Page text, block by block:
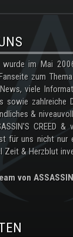
wurde im Mai
zum Thema
viele
sowie zahlreiche
&
CREED &
für uns nicht
Zeit & Herzblut
von